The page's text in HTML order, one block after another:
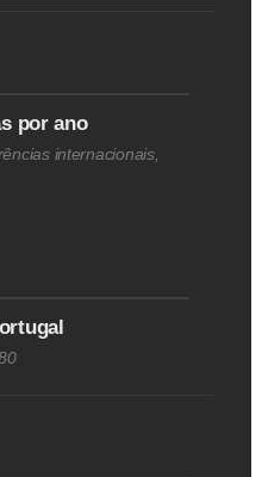
por ano
internacionais,